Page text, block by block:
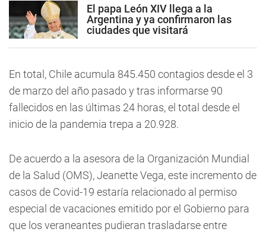
El papa León XIV llega a la
Argentina y ya confirmaron las
ciudades que visitará
En total, Chile acumula 845.450 contagios desde el 3
de marzo del año pasado y tras informarse 90
fallecidos en las últimas 24 horas, el total desde el
inicio de la pandemia trepa a 20.928.
De acuerdo a la asesora de la Organización Mundial
de la Salud (OMS), Jeanette Vega, este incremento de
casos de Covid-19 estaría relacionado al permiso
especial de vacaciones emitido por el Gobierno para
que los veraneantes pudieran trasladarse entre